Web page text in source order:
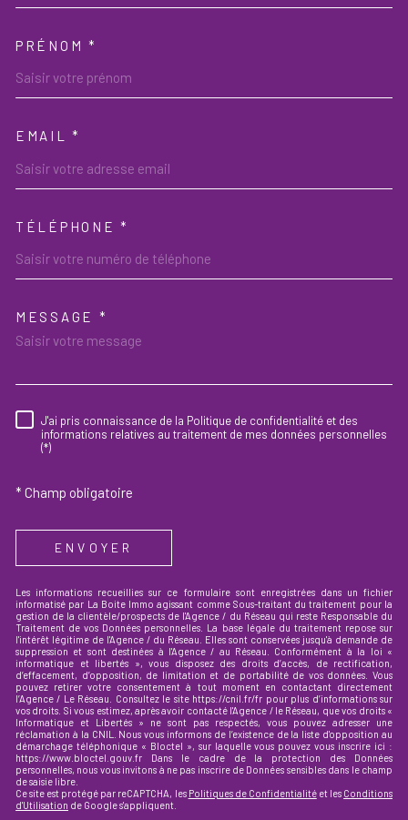
PRÉNOM *
EMAIL *
TÉLÉPHONE *
MESSAGE *
RÈGLEMENTATION
J'ai pris connaissance de la Politique de confidentialité et des
informations relatives au traitement de mes données personnelles
(*)
* Champ obligatoire
ENVOYER
Les informations recueillies sur ce formulaire sont enregistrées dans un fichier
informatisé par La Boite Immo agissant comme Sous-traitant du traitement pour la
gestion de la clientèle/prospects de l'Agence / du Réseau qui reste Responsable du
Traitement de vos Données personnelles. La base légale du traitement repose sur
l'intérêt légitime de l'Agence / du Réseau. Elles sont conservées jusqu'à demande de
suppression et sont destinées à l'Agence / au Réseau. Conformément à la loi «
informatique et libertés », vous disposez des droits d’accès, de rectification,
d’effacement, d’opposition, de limitation et de portabilité de vos données. Vous
pouvez retirer votre consentement à tout moment en contactant directement
l’Agence / Le Réseau. Consultez le site https://cnil.fr/fr pour plus d’informations sur
vos droits. Si vous estimez, après avoir contacté l'Agence / le Réseau, que vos droits «
Informatique et Libertés » ne sont pas respectés, vous pouvez adresser une
réclamation à la CNIL. Nous vous informons de l’existence de la liste d'opposition au
démarchage téléphonique « Bloctel », sur laquelle vous pouvez vous inscrire ici :
https://www.bloctel.gouv.fr Dans le cadre de la protection des Données
personnelles, nous vous invitons à ne pas inscrire de Données sensibles dans le champ
de saisie libre.
Ce site est protégé par reCAPTCHA, lesPolitiques de Confidentialitéet lesConditions
d'Utilisation de Google s'appliquent.